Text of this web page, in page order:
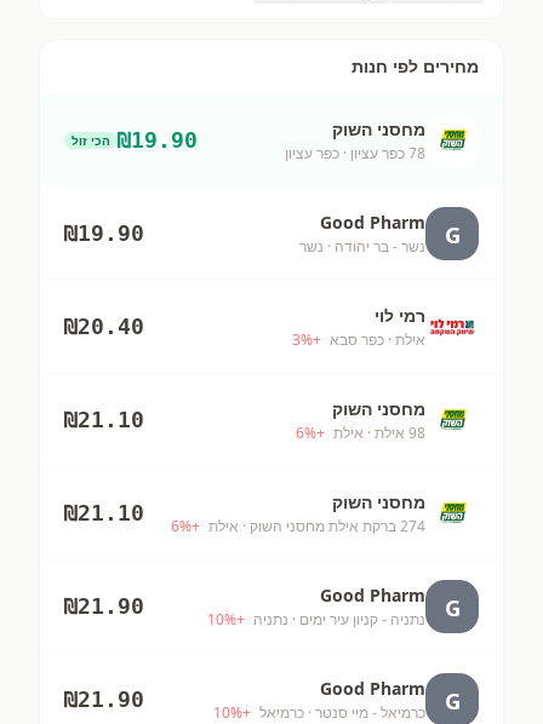
מחירים לפי חנות
מחסני השוק
78 כפר עציון · כפר עציון
₪19.90 הכי זול
G
Good Pharm
נשר - בר יהודה · נשר
₪19.90
רמי לוי
אילת · כפר סבא +
3%
₪20.40
מחסני השוק
98 אילת · אילת +
6%
₪21.10
מחסני השוק
274 ברקת אילת מחסני השוק · אילת +
6%
₪21.10
G
Good Pharm
נתניה - קניון עיר ימים · נתניה +
10%
₪21.90
G
Good Pharm
כרמיאל - מיי סנטר · כרמיאל +
10%
₪21.90